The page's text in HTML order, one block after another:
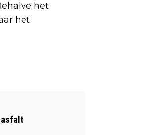
het
het
asfalt